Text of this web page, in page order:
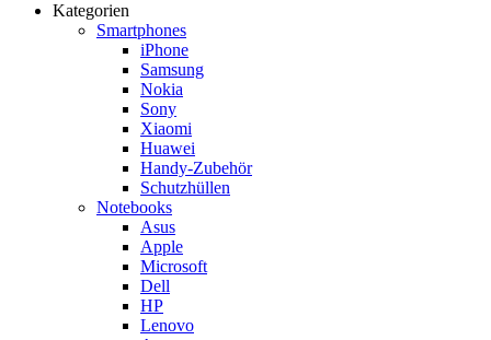
Kategorien
Smartphones
iPhone
Samsung
Nokia
Sony
Xiaomi
Huawei
Handy-Zubehör
Schutzhüllen
Notebooks
Asus
Apple
Microsoft
Dell
HP
Lenovo